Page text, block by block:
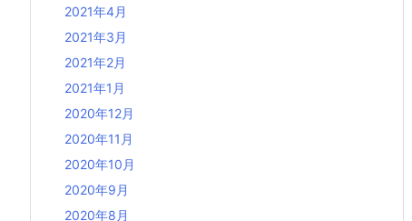
2021年4月
2021年3月
2021年2月
2021年1月
2020年12月
2020年11月
2020年10月
2020年9月
2020年8月